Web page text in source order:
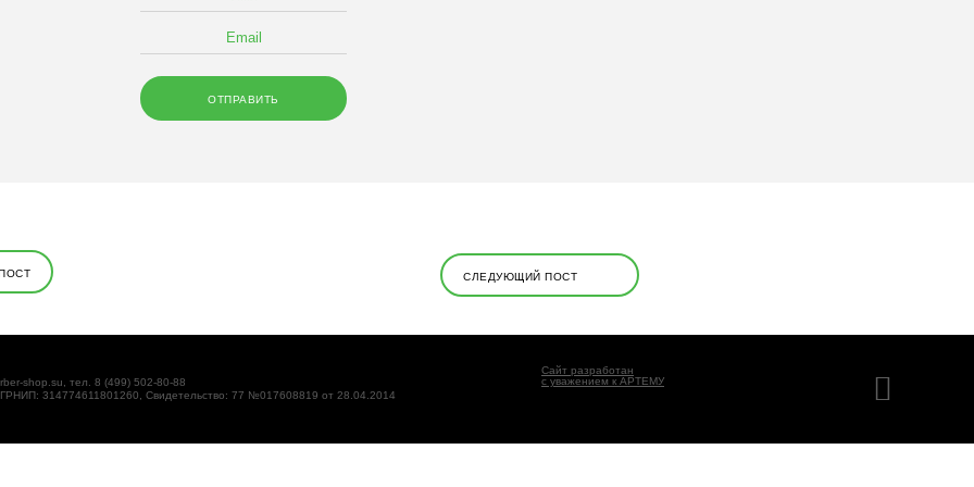
СЛЕДУЮЩИЙ ПОСТ
shop.su, тел. 8 (499) 502-80-88
314774611801260, Свидетельство: 77 №017608819 от 28.04.2014
Сайт разработан
с уважением к АРТЕМУ